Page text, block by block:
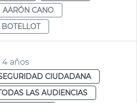
AARÓN CANO
BOTELLOT
años
CIUDADANA
LAS AUDIENCIAS